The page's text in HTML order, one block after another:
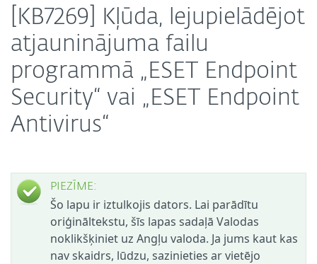
[KB7269] Kļūda, lejupielādējot
atjauninājuma failu
programmā „ESET Endpoint
Security“ vai „ESET Endpoint
Antivirus“
PIEZĪME:
Šo lapu ir iztulkojis dators. Lai parādītu
oriģināltekstu, šīs lapas sadaļā Valodas
noklikšķiniet uz Angļu valoda. Ja jums kaut kas
nav skaidrs, lūdzu, sazinieties ar vietējo